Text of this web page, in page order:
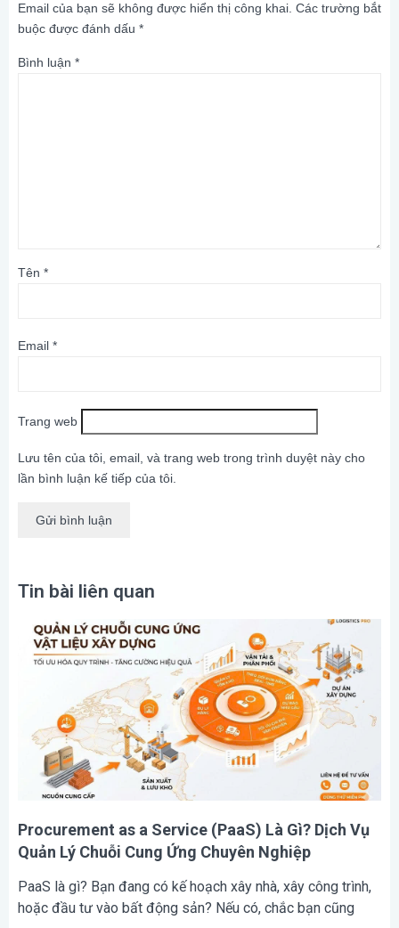
Email của bạn sẽ không được hiển thị công khai. Các trường bắt
buộc được đánh dấu *
Bình luận *
Tên *
Email *
Trang web
Lưu tên của tôi, email, và trang web trong trình duyệt này cho
lần bình luận kế tiếp của tôi.
Tin bài liên quan
Procurement as a Service (PaaS) Là Gì? Dịch Vụ
Quản Lý Chuỗi Cung Ứng Chuyên Nghiệp
PaaS là gì? Bạn đang có kế hoạch xây nhà, xây công trình,
hoặc đầu tư vào bất động sản? Nếu có, chắc bạn cũng